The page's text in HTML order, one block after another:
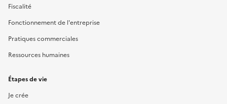
Fiscalité
Fonctionnement de l'entreprise
Pratiques commerciales
Ressources humaines
Étapes de vie
Je crée